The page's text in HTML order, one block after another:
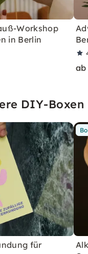
Workshop
in Berlin
ab
DIY-Boxen
für